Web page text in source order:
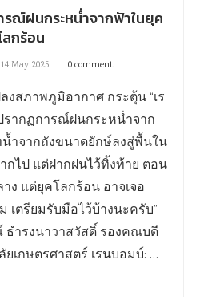
รณ์ฝนกระหน่ำจากฟ้าในยุค
ลกร้อน
14 May 2025 0 comment
งสภาพภูมิอากาศ กระตุ้น “เร
รากฏการณ์ฝนกระหน่ำจาก
น้ำจากถังขนาดยักษ์ลงสู่พื้นใน
กไป แต่ฝากฝนไว้ทิ้งท้าย ตอน
ง แต่ยุคโลกร้อน อาจเจอ
เตรียมรับมือไว้บ้างนะครับ”
ธํารงนาวาสวัสดิ์ รองคณบดี
เกษตรศาสตร์ เรนบอมบ์: …